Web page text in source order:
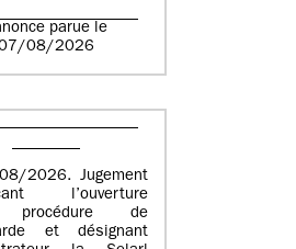
parue le
08/2026
2026. Jugement
l’ouverture
procédure de
et désignant